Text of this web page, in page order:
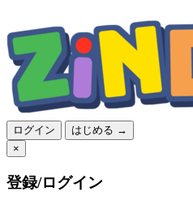
ログイン
はじめる →
×
登録/ログイン